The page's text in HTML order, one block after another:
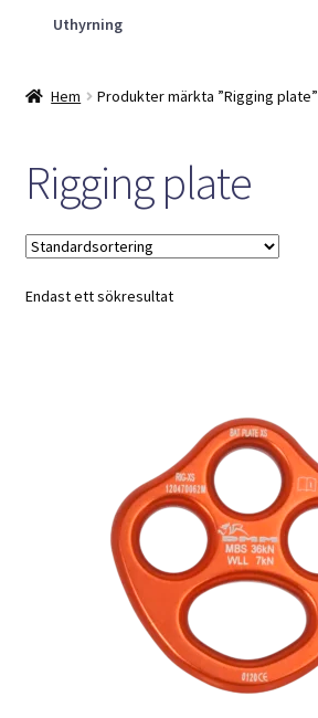
Uthyrning
Hem Produkter märkta ”Rigging plate”
Rigging plate
Endast ett sökresultat